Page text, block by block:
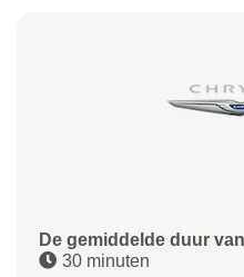
De gemiddelde duur
30 minuten